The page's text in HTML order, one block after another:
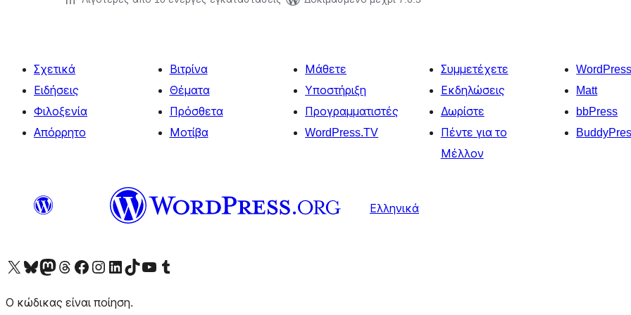
Σχετικά
Ειδήσεις
Φιλοξενία
Απόρρητο
Βιτρίνα
Θέματα
Πρόσθετα
Μοτίβα
Μάθετε
Υποστήριξη
Προγραμματιστές
WordPress.TV
Συμμετέχετε
Εκδηλώσεις
Δωρίστε
Πέντε για το
Μέλλον
Matt
bbPress
Ελληνικά
Visit our X (formerly Twitter) account
Visit our Bluesky account
Επισκεφθείτε τον λογαριασμό μας στο Mastodon
Visit our Threads account
Επισκεφτείτε τη σελίδα μας στο Facebook
Επισκεφθείτε τον λογαριασμό μας Instagram
Επισκεφθείτε τον λογαριασμό μας LinkedIn
Visit our TikTok account
Visit our YouTube channel
Visit our Tumblr account
Ο κώδικας είναι ποίηση.